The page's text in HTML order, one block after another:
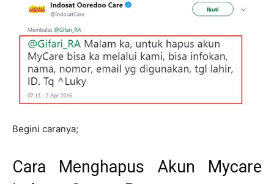
Begini caranya;
Cara Menghapus Akun Mycare